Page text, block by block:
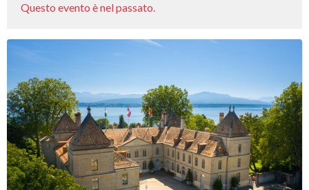
Questo evento è nel passato.